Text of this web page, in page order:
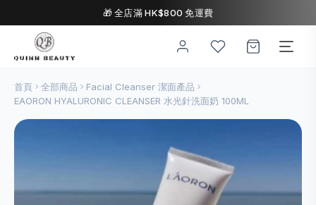
🎁 全店滿 HK$800 免運費
首頁 全部商品
Facial Cleanser 潔面產品
EAORON HYALURONIC CLEANSER 水光針洗面奶 100ML